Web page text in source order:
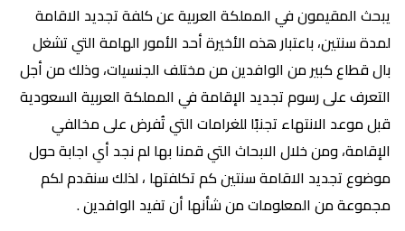
يبحث المقيمون في المملكة العربية عن كلفة تجديد الاقامة
لمدة سنتين، باعتبار هذه الأخيرة أحد الأمور الهامة التي تشغل
بال قطاع كبير من الوافدين من مختلف الجنسيات، وذلك من أجل
التعرف على رسوم تجديد الإقامة في المملكة العربية السعودية
قبل موعد الانتهاء تجنبًا للغرامات التي تُفرض على مخالفي
الإقامة، ومن خلال الابحاث التي قمنا بها لم نجد أي اجابة حول
موضوع تجديد الاقامة سنتين كم تكلفتها ، لذلك سنقدم لكم
مجموعة من المعلومات من شأنها أن تفيد الوافدين .